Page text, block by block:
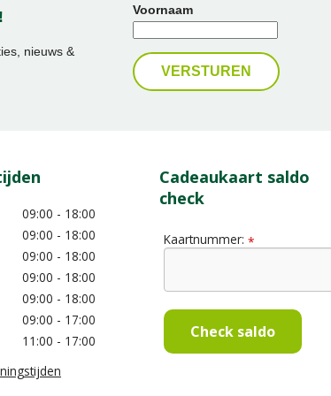
nieuws &
Voornaam
09:00 - 18:00
09:00 - 18:00
09:00 - 18:00
09:00 - 18:00
09:00 - 18:00
09:00 - 17:00
11:00 - 17:00
Cadeaukaart saldo
check
Kaartnummer: *
Check saldo